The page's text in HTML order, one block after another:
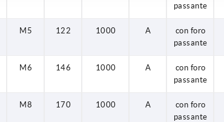
passante
M5 122 1000 A
con foro
passante
M6 146 1000 A
con foro
passante
M8 170 1000 A
con foro
passante